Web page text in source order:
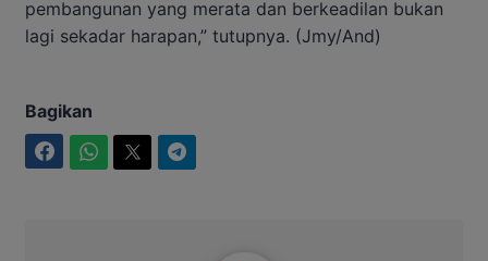
pembangunan yang merata dan berkeadilan bukan
lagi sekadar harapan,” tutupnya. (Jmy/And)
Bagikan